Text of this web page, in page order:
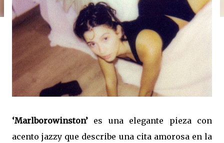
‘Marlborowinston’ es una elegante pieza con
acento jazzy que describe una cita amorosa en la